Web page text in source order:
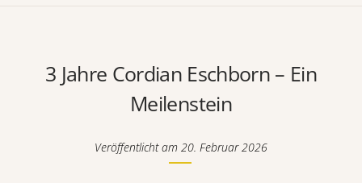
3 Jahre Cordian Eschborn – Ein
Meilenstein
Veröffentlicht am 20. Februar 2026